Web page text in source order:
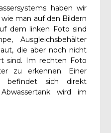
haben wir
man auf den Bildern
dem linken Foto sind
Ausgleichsbehälter
die aber noch nicht
sind. Im rechten Foto
zu erkennen. Einer
befindet sich direkt
wird im